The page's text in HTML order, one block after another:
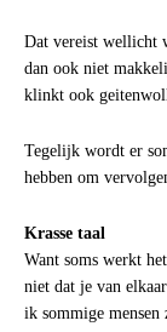
Dat vereist wellicht
dan ook niet
klinkt ook
Tegelijk wordt er
hebben om
Krasse taal
Want soms werkt
niet dat je van
ik sommige